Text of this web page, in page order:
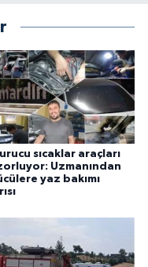
sıcaklar araçları
Uzmanından
yaz bakımı